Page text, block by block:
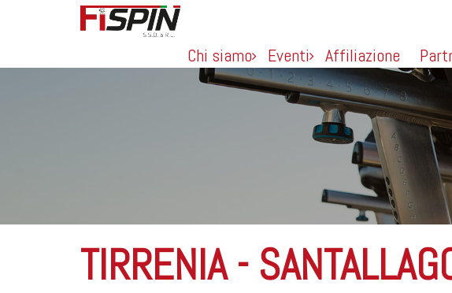
Chi siamo Eventi Affiliazione
TIRRENIA -